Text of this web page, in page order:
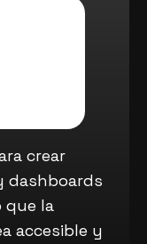
crear
dashboards
que la
accesible y